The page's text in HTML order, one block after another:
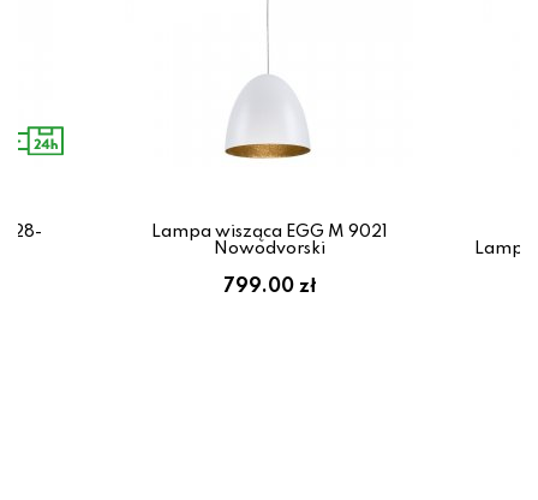
Lampa wisząca EGG M 9021
Nowodvorski
799.00 zł